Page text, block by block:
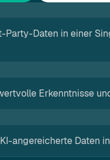
Party-Daten in einer
Erkenntnisse
angereicherte Daten